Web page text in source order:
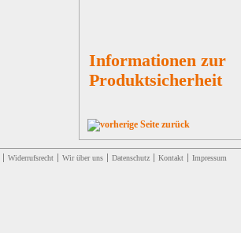
Informationen zur
Produktsicherheit
zurück
Widerrufsrecht Wir über uns Datenschutz Kontakt Impressum